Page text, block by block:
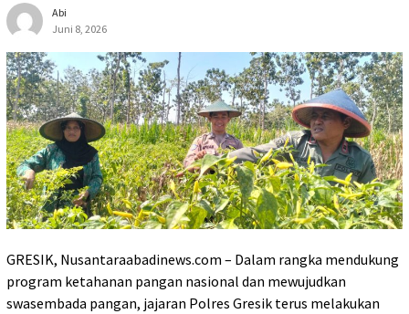
Abi
Juni 8, 2026
GRESIK, Nusantaraabadinews.com – Dalam rangka mendukung
program ketahanan pangan nasional dan mewujudkan
swasembada pangan, jajaran Polres Gresik terus melakukan